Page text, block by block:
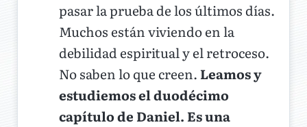
pasar la prueba de los últimos días.
Muchos están viviendo en la
debilidad espiritual y el retroceso.
No saben lo que creen. Leamos y
estudiemos el duodécimo
capítulo de Daniel. Es una